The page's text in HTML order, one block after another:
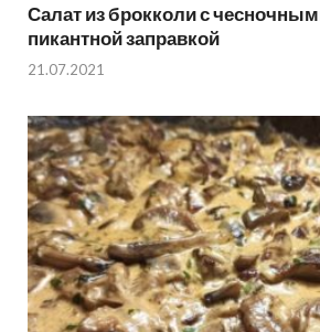
Салат из брокколи с
пикантной заправкой
21.07.2021